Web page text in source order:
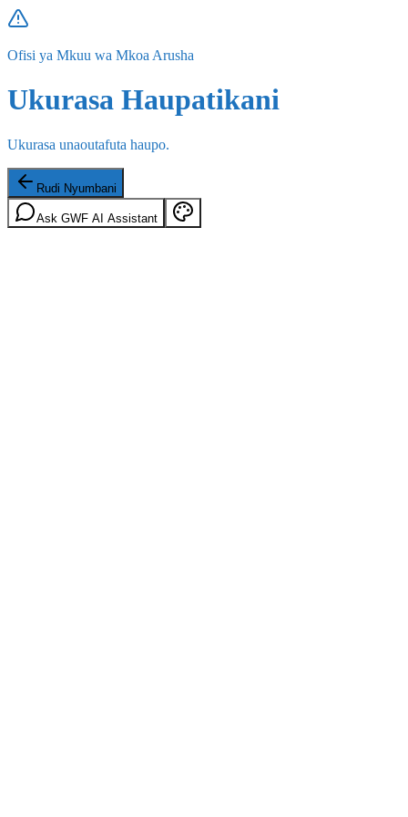
Ofisi ya Mkuu wa Mkoa Arusha
Ukurasa Haupatikani
Ukurasa unaoutafuta haupo.
Rudi Nyumbani
Ask GWF AI Assistant